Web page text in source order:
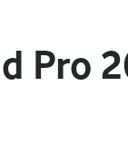
Pro